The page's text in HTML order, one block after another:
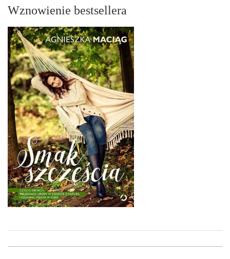
Wznowienie bestsellera